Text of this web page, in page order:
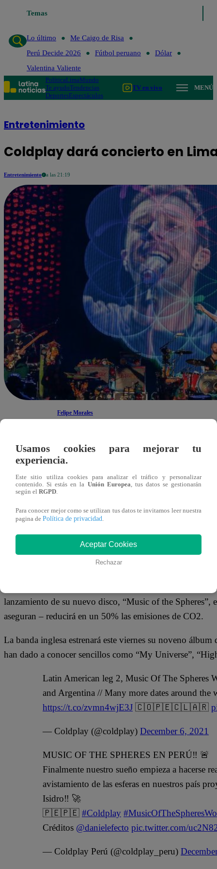
Temas
Lo último
Lo último
Me Caigo de Risa
Perú Decide 2026
Fútbol peruano
Dólar
Valentina Valiente
PolíticaLimaMundo
Te ayudoTendencias
DeportesEspectáculos
TV en vivo MENÚ
Entretenimiento
Coldplay dará concierto en
Entretenimiento a las 21:19
Felipe Morales
La banda Coldplay confirmó que dará un concierto en
Según confirmó el empresario que lo trae a Lima, las
próxima semana. La gira tendrá a Camila Cabello como
En la víspera se proyectó un video en diversos países
próximo año en diversas países. En cuestión de horas
Ya en octubre pasado, Coldplay había anunciado una
lanzamiento de su nuevo disco, “Music of the Spheres”,
aseguran – reducirá en un 50% las emisiones de CO2.
La banda inglesa estrenará este viernes su noveno
han dado a conocer sencillos como “My Universe”,
Latin American leg 2, Music Of The Spheres
and Argentina // Many more dates around
https://t.co/zvmn4wjE3J 🇨🇴🇵🇪🇨🇱🇦🇷
— Coldplay (@coldplay) December 6, 2021
MUSIC OF THE SPHERES EN PERÚ‼ 🚨
Finalmente nuestro sueño empieza a hacerse
avistamiento de las esferas en nuestros país
Isidro‼ 🚀
🇵🇪🇵🇪 #Coldplay
Créditos @danielefecto pic.twitter.com/
— Coldplay Perú (@coldplay_peru)
Usamos cookies para mejorar tu
experiencia.
Este sitio utiliza cookies para analizar el tráfico y personalizar
contenido. Si estás en la Unión Europea, tus datos se gestionarán
según el RGPD.
Para conocer mejor como se utilizan tus datos te invitamos leer nuestra
pagina de Política de privacidad.
Aceptar Cookies
Rechazar